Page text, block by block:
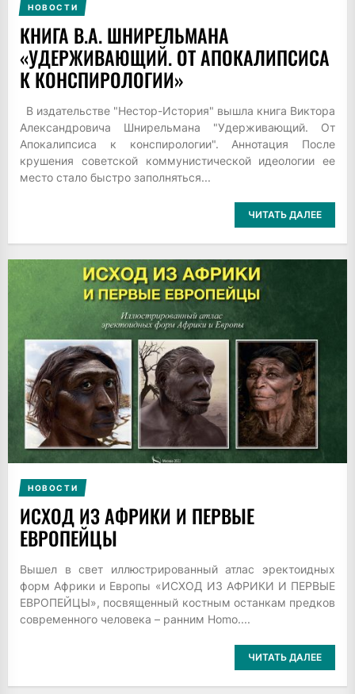
НОВОСТИ
КНИГА В.А. ШНИРЕЛЬМАНА
«УДЕРЖИВАЮЩИЙ. ОТ АПОКАЛИПСИСА
К КОНСПИРОЛОГИИ»
В издательстве "Нестор-История" вышла книга Виктора
Александровича Шнирельмана "Удерживающий. От
Апокалипсиса к конспирологии". Аннотация После
крушения советской коммунистической идеологии ее
место стало быстро заполняться...
ЧИТАТЬ ДАЛЕЕ
НОВОСТИ
ИСХОД ИЗ АФРИКИ И ПЕРВЫЕ
ЕВРОПЕЙЦЫ
Вышел в свет иллюстрированный атлас эректоидных
форм Африки и Европы «ИСХОД ИЗ АФРИКИ И ПЕРВЫЕ
ЕВРОПЕЙЦЫ», посвященный костным останкам предков
современного человека – ранним Homo....
ЧИТАТЬ ДАЛЕЕ